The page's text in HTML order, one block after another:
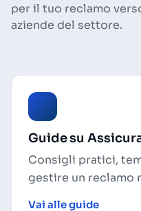
per il tuo reclamo
aziende del settore.
Guide su
Consigli pratici,
gestire un reclamo
Vai alle guide